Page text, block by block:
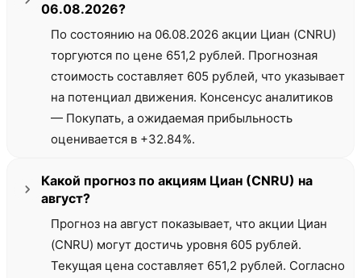
06.08.2026?
По состоянию на 06.08.2026 акции Циан (CNRU)
торгуются по цене 651,2 рублей. Прогнозная
стоимость составляет 605 рублей, что указывает
на потенциал движения. Консенсус аналитиков
— Покупать, а ожидаемая прибыльность
оценивается в +32.84%.
Какой прогноз по акциям Циан (CNRU) на
август?
Прогноз на август показывает, что акции Циан
(CNRU) могут достичь уровня 605 рублей.
Текущая цена составляет 651,2 рублей. Согласно